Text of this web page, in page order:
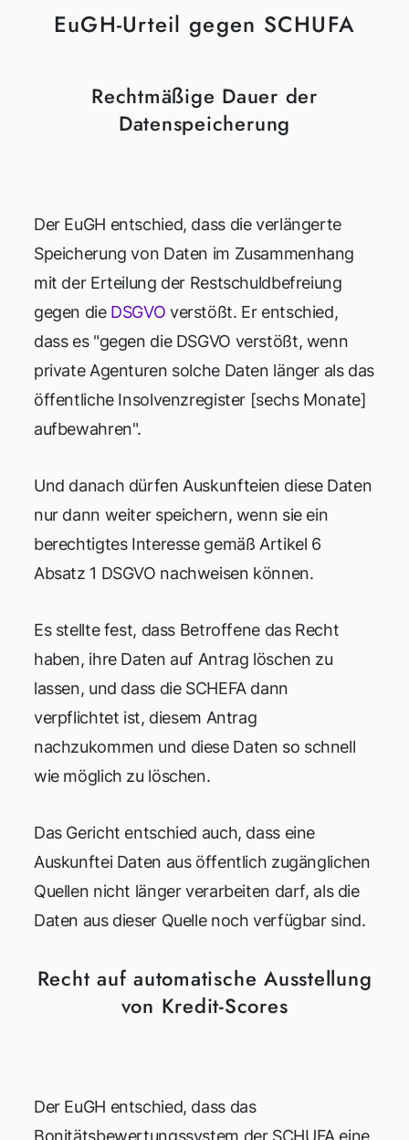
EuGH-Urteil gegen SCHUFA
Rechtmäßige Dauer der
Datenspeicherung
Der EuGH entschied, dass die verlängerte
Speicherung von Daten im Zusammenhang
mit der Erteilung der Restschuldbefreiung
gegen die DSGVO verstößt. Er entschied,
dass es "gegen die DSGVO verstößt, wenn
private Agenturen solche Daten länger als das
öffentliche Insolvenzregister [sechs Monate]
aufbewahren".
Und danach dürfen Auskunfteien diese Daten
nur dann weiter speichern, wenn sie ein
berechtigtes Interesse gemäß Artikel 6
Absatz 1 DSGVO nachweisen können.
Es stellte fest, dass Betroffene das Recht
haben, ihre Daten auf Antrag löschen zu
lassen, und dass die SCHEFA dann
verpflichtet ist, diesem Antrag
nachzukommen und diese Daten so schnell
wie möglich zu löschen.
Das Gericht entschied auch, dass eine
Auskunftei Daten aus öffentlich zugänglichen
Quellen nicht länger verarbeiten darf, als die
Daten aus dieser Quelle noch verfügbar sind.
Recht auf automatische Ausstellung
von Kredit-Scores
Der EuGH entschied, dass das
Bonitätsbewertungssystem der SCHUFA eine